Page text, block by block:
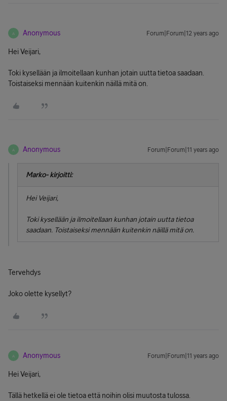
A Anonymous Forum|Forum|12 years ago
Hei Veijari,
Toki kysellään ja ilmoitellaan kunhan jotain uutta tietoa saadaan.
Toistaiseksi mennään kuitenkin näillä mitä on.
A Anonymous Forum|Forum|11 years ago
Marko- kirjoitti:
Hei Veijari,
Toki kysellään ja ilmoitellaan kunhan jotain uutta tietoa
saadaan. Toistaiseksi mennään kuitenkin näillä mitä on.
Tervehdys
Joko olette kysellyt?
A Anonymous Forum|Forum|11 years ago
Hei Veijari,
Tällä hetkellä ei ole tietoa että noihin olisi muutosta tulossa.